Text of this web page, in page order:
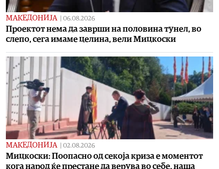
МАКЕДОНИЈА 06.08.2026
Проектот нема да заврши на половина тунел, во
слепо, сега имаме целина, вели Мицкоски
МАКЕДОНИЈА 02.08.2026
Мицкоски: Поопасно од секоја криза е моментот
кога народ ќе престане да верува во себе, наша